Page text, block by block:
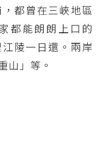
都曾在三峽地區
都能朗朗上口的
江陵一日還。兩岸
山」等。